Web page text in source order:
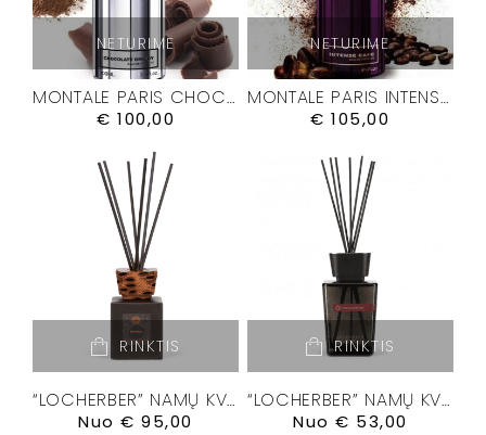
NETURIME
MONTALE PARIS CHOCOLATE GREEDY KVEPALAI
€ 100,00
NETURIME
MONTALE PARIS INTENSE CAFÉ KVEPALAI
€ 105,00
RINKTIS
“LOCHERBER” NAMŲ KVAPŲ DIFUZORIUS “BANKSIA”
Nuo€ 95,00
RINKTIS
“LOCHERBER” NAMŲ KVAPŲ DIFUZORIUS “DOLCE ROMA XXI”
Nuo€ 53,00